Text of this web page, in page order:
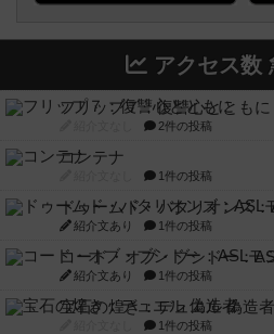
アクセス数
フリップ７：復讐心とともに
2件の投稿
コンテナ
1件の投稿
ドゥームド・バタリオンズ：
紹介文あり 1件の投稿
コード・オブ・ブシドー：
紹介文あり 1件の投稿
宝石の煌き：デュエル 偽造者
1件の投稿